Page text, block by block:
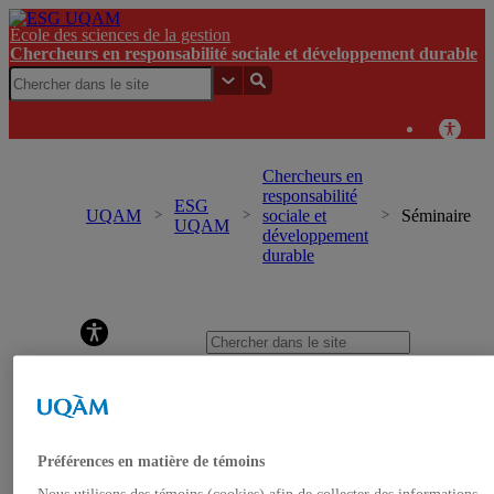
École des sciences de la gestion
Chercheurs en responsabilité sociale et développement durable
UQAM
ESG
UQAM
Chercheurs en
responsabilité
sociale et
développement
durable
Séminaire
Événements
À propos
Professeur.e.s-chercheur.e.s
Préférences en matière de témoins